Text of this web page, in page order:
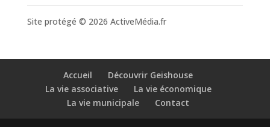
Site protégé © 2026 ActiveMédia.fr
Accueil
Découvrir Geishouse
La vie associative
La vie économique
La vie municipale
Contact